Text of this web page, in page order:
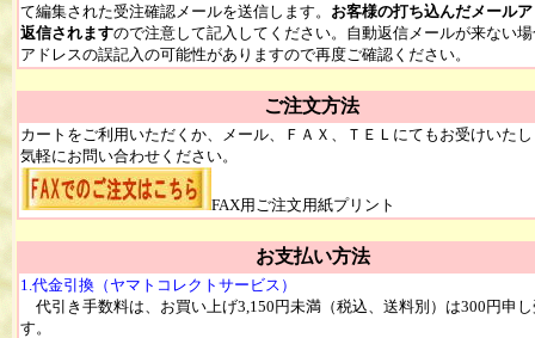
て編集された受注確認メールを送信します。 お客様の打ち込んだメール
返信されますので注意して記入してください。自動返信メールが来ない
アドレスの誤記入の可能性がありますので再度ご確認ください。
ご注文方法
カートをご利用いただくか、メール、ＦＡＸ、ＴＥＬにてもお受けいた
気軽にお問い合わせください。
FAX用ご注文用紙プリント
お支払い方法
1.代金引換（ヤマトコレクトサービス）
代引き手数料は、お買い上げ3,150円未満（税込、送料別）は300円申
す。